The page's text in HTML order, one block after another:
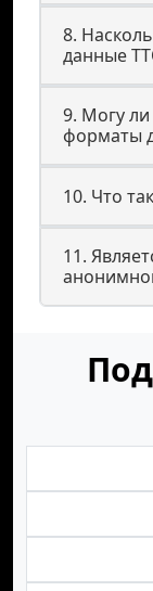
8.
данные
9. Могу
форматы
10. Что
11.